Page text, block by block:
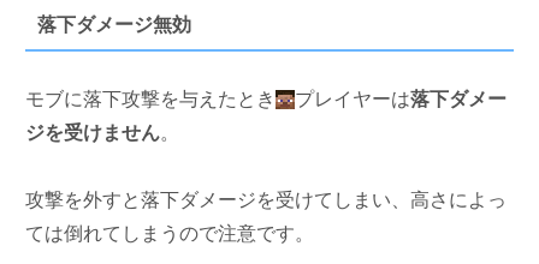
落下ダメージ無効
モブに落下攻撃を与えたとき プレイヤーは落下ダメー
ジを受けません。
攻撃を外すと落下ダメージを受けてしまい、高さによっ
ては倒れてしまうので注意です。